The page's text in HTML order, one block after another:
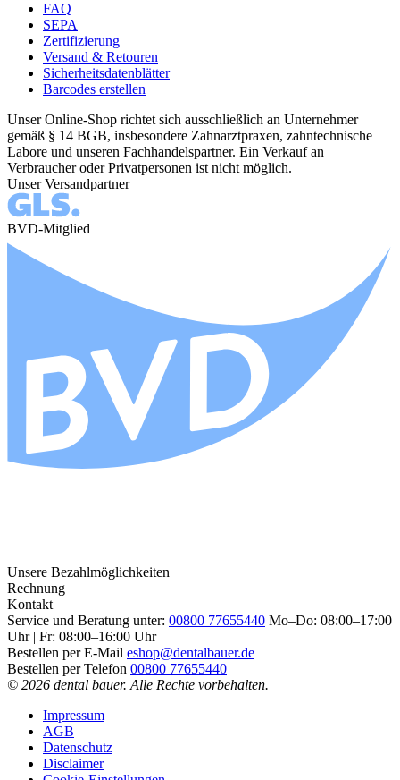
FAQ
SEPA
Zertifizierung
Versand & Retouren
Sicherheitsdatenblätter
Barcodes erstellen
Unser Online-Shop richtet sich ausschließlich an Unternehmer
gemäß § 14 BGB, insbesondere Zahnarztpraxen, zahntechnische
Labore und unseren Fachhandelspartner. Ein Verkauf an
Verbraucher oder Privatpersonen ist nicht möglich.
Unser Versandpartner
BVD-Mitglied
Unsere Bezahlmöglichkeiten
Rechnung
Kontakt
Service und Beratung unter: 00800 77655440 Mo–Do: 08:00–17:00
Uhr | Fr: 08:00–16:00 Uhr
Bestellen per E-Mail eshop@dentalbauer.de
Bestellen per Telefon 00800 77655440
© 2026 dental bauer. Alle Rechte vorbehalten.
Impressum
AGB
Datenschutz
Disclaimer